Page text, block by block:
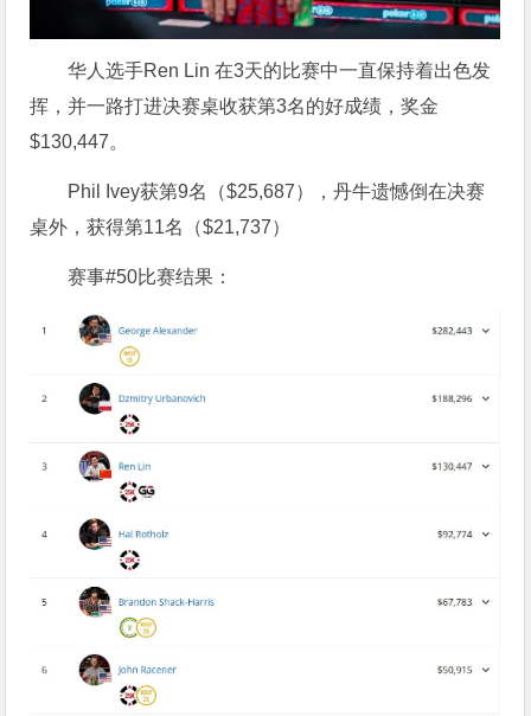
华人选手Ren Lin 在3天的比赛中一直保持着出色发
挥，并一路打进决赛桌收获第3名的好成绩，奖金
$130,447。
Phil Ivey获第9名（$25,687），丹牛遗憾倒在决赛
桌外，获得第11名（$21,737）
赛事#50比赛结果：